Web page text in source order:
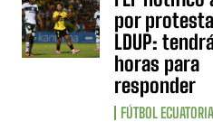
por
LDUP:
horas para
responder
FÚTBOL